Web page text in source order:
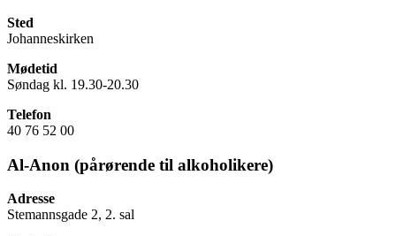
Sted
Johanneskirken
Mødetid
Søndag kl. 19.30-20.30
Telefon
40 76 52 00
Al-Anon (pårørende til alkoholikere)
Adresse
Stemannsgade 2, 2. sal